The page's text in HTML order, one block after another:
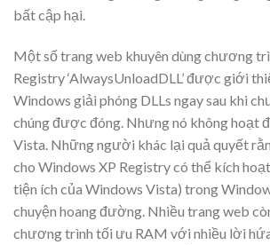
bất cập hại.
Một số trang web khuyên dùng chương
Registry ‘AlwaysUnloadDLL’ được giới
Windows giải phóng DLLs ngay sau khi
chúng được đóng. Nhưng nó không hoạt
Vista. Những người khác lại quả quyết
cho Windows XP Registry có thể kích
tiện ích của Windows Vista) trong
chuyện hoang đường. Nhiều trang web
chương trình tối ưu RAM với nhiều lời